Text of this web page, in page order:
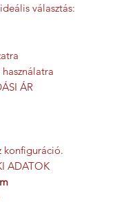
választás:
ÁR
konfiguráció.
ADATOK